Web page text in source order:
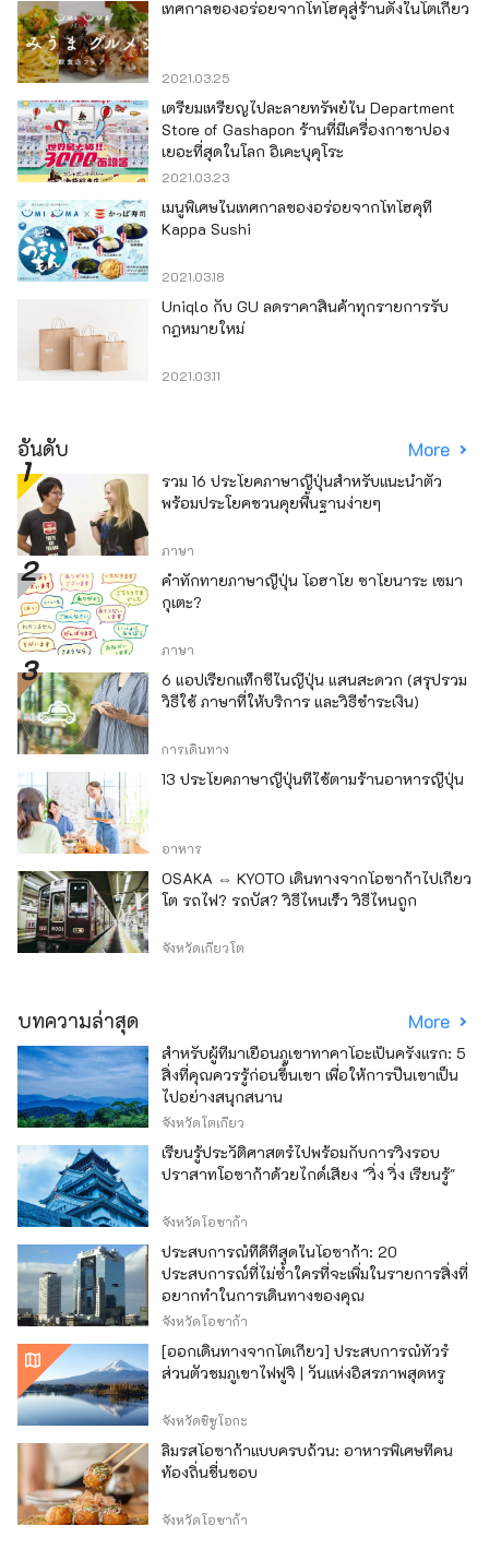
เทศกาลของอร่อยจากโทโฮคุสู่ร้านดังในโตเกียว
2021.03.25
เตรียมเหรียญไปละลายทรัพย์ใน Department
Store of Gashapon ร้านที่มีเครื่องกาชาปอง
เยอะที่สุดในโลก อิเคะบุคุโระ
2021.03.23
เมนูพิเศษในเทศกาลของอร่อยจากโทโฮคุที่
Kappa Sushi
2021.03.18
Uniqlo กับ GU ลดราคาสินค้าทุกรายการรับ
กฎหมายใหม่
2021.03.11
อันดับ More
รวม 16 ประโยคภาษาญี่ปุ่นสำหรับแนะนำตัว
พร้อมประโยคชวนคุยพื้นฐานง่ายๆ
ภาษา
คำทักทายภาษาญี่ปุ่น โอฮาโย ซาโยนาระ เซมา
กุเตะ?
ภาษา
6 แอปเรียกแท็กซี่ในญี่ปุ่น แสนสะดวก (สรุปรวม
วิธีใช้ ภาษาที่ให้บริการ และวิธีชำระเงิน)
การเดินทาง
13 ประโยคภาษาญี่ปุ่นที่ใช้ตามร้านอาหารญี่ปุ่น
อาหาร
OSAKA ⇔ KYOTO เดินทางจากโอซาก้าไปเกียว
โต รถไฟ? รถบัส? วิธีไหนเร็ว วิธีไหนถูก
จังหวัดเกียวโต
บทความล่าสุด More
สำหรับผู้ที่มาเยือนภูเขาทาคาโอะเป็นครั้งแรก: 5
สิ่งที่คุณควรรู้ก่อนขึ้นเขา เพื่อให้การปีนเขาเป็น
ไปอย่างสนุกสนาน
จังหวัดโตเกียว
เรียนรู้ประวัติศาสตร์ไปพร้อมกับการวิ่งรอบ
ปราสาทโอซาก้าด้วยไกด์เสียง "วิ่ง วิ่ง เรียนรู้"
จังหวัดโอซาก้า
ประสบการณ์ที่ดีที่สุดในโอซาก้า: 20
ประสบการณ์ที่ไม่ซ้ำใครที่จะเพิ่มในรายการสิ่งที่
อยากทำในการเดินทางของคุณ
จังหวัดโอซาก้า
[ออกเดินทางจากโตเกียว] ประสบการณ์ทัวร์
ส่วนตัวชมภูเขาไฟฟูจิ | วันแห่งอิสรภาพสุดหรู
จังหวัดชิซูโอกะ
ลิ้มรสโอซาก้าแบบครบถ้วน: อาหารพิเศษที่คน
ท้องถิ่นชื่นชอบ
จังหวัดโอซาก้า